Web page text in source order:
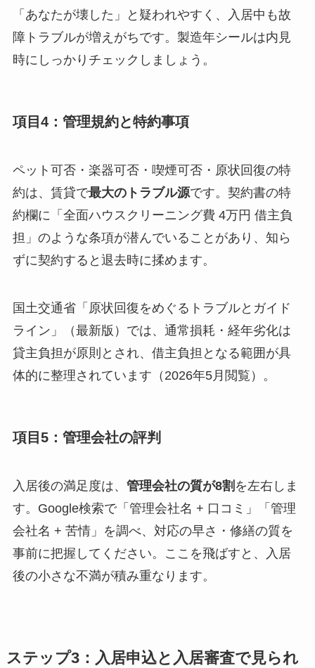
「あなたが壊した」と疑われやすく、入居中も故
障トラブルが増えがちです。製造年シールは内見
時にしっかりチェックしましょう。
項目4：管理規約と特約事項
ペット可否・楽器可否・喫煙可否・原状回復の特
約は、賃貸で最大のトラブル源です。契約書の特
約欄に「全面ハウスクリーニング費 4万円 借主負
担」のような条項が潜んでいることがあり、知ら
ずに契約すると退去時に揉めます。
国土交通省「原状回復をめぐるトラブルとガイド
ライン」（最新版）では、通常損耗・経年劣化は
貸主負担が原則とされ、借主負担となる範囲が具
体的に整理されています（2026年5月閲覧）。
項目5：管理会社の評判
入居後の満足度は、 管理会社の質が8割 を左右しま
す。Google検索で「管理会社名 + 口コミ」「管理
会社名 + 苦情」を調べ、対応の早さ・修繕の質を
事前に把握してください。ここを飛ばすと、入居
後の小さな不満が積み重なります。
ステップ3：入居申込と入居審査で見られ